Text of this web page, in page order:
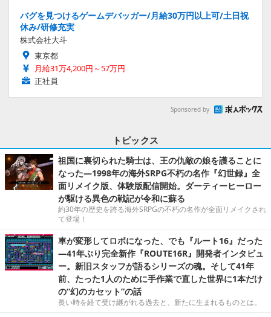
バグを見つけるゲームデバッガー/月給30万円以上可/土日祝
休み/研修充実
株式会社大斗
東京都
月給31万4,200円～57万円
正社員
Sponsored by
トピックス
祖国に裏切られた騎士は、王の仇敵の娘を護ることに
なった―1998年の海外SRPG不朽の名作『幻世録』全
面リメイク版、体験版配信開始。ダーティーヒーロー
が駆ける異色の戦記が令和に蘇る
約30年の歴史を誇る海外SRPGの不朽の名作が全面リメイクされ
て登場！
車が変形してロボになった、でも『ルート16』だった
―41年ぶり完全新作『ROUTE16R』開発者インタビュ
ー。新旧スタッフが語るシリーズの魂。そして41年
前、たった1人のために手作業で直した世界に1本だけ
の“幻のカセット”の話
長い時を経て受け継がれる過去と、新たに生まれるものとは。